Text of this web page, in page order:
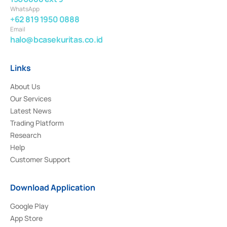
WhatsApp
+62 819 1950 0888
Email
halo@bcasekuritas.co.id
Links
About Us
Our Services
Latest News
Trading Platform
Research
Help
Customer Support
Download Application
Google Play
App Store